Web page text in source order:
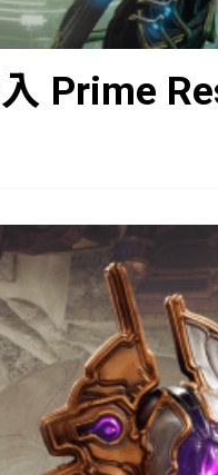
Prime